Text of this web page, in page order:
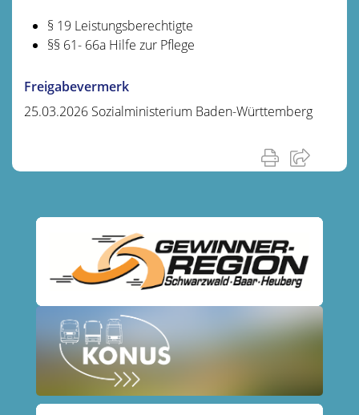
§ 19 Leistungsberechtigte
§§ 61- 66a Hilfe zur Pflege
Freigabevermerk
25.03.2026 Sozialministerium Baden-Württemberg